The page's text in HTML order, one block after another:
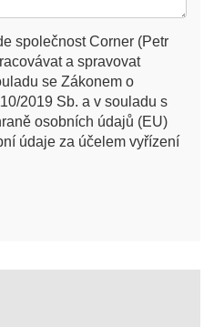
společnost Corner (Petr
a spravovat
se Zákonem o
2019 Sb. a v souladu s
osobních údajů (EU)
údaje za účelem vyřízení